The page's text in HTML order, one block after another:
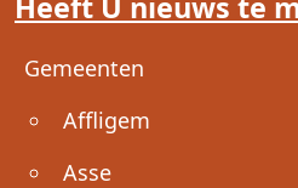
Voet
Gemeenten
Affligem
Asse